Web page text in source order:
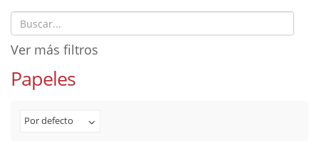
Ver más filtros
Papeles
Por defecto